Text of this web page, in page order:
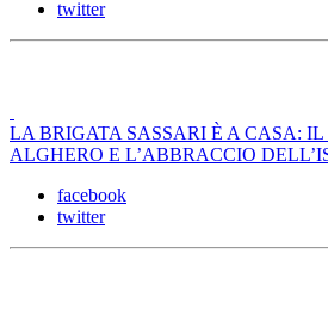
twitter
LA BRIGATA SASSARI È A CASA:
ALGHERO E L’ABBRACCIO
facebook
twitter